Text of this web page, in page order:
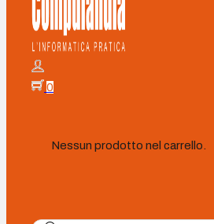
0
Nessun prodotto nel carrello.